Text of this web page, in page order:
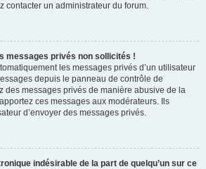
contacter un administrateur du forum.
messages privés non sollicités !
les messages privés d’un utilisateur
depuis le panneau de contrôle de
des messages privés de manière abusive de la
ces messages aux modérateurs. Ils
d’envoyer des messages privés.
indésirable de la part de quelqu’un sur ce